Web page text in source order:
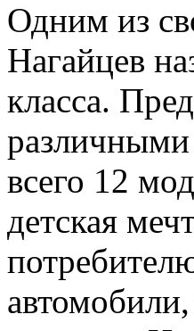
Одним из
Нагайцев
класса.
всего 12
детская